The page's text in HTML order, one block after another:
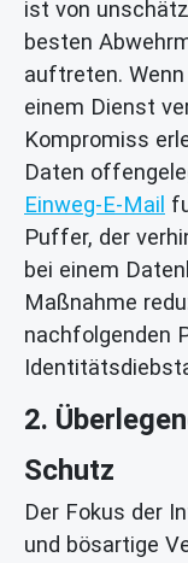
ist von
besten
auftreten.
einem Dienst
Kompromiss
Daten
Einweg-E-Mail
Puffer, der
bei einem
Maßnahme
nachfolgenden
2.
Schutz
Der Fokus der
und bösartige